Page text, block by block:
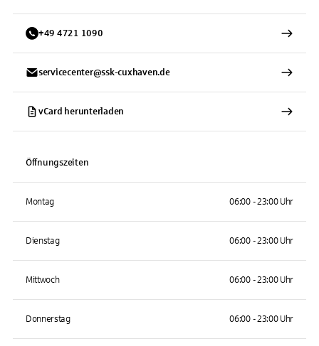
+49 4721 1090
servicecenter@ssk-cuxhaven.de
vCard herunterladen
Öffnungszeiten
Montag 06:00 - 23:00 Uhr
Dienstag 06:00 - 23:00 Uhr
Mittwoch 06:00 - 23:00 Uhr
Donnerstag 06:00 - 23:00 Uhr